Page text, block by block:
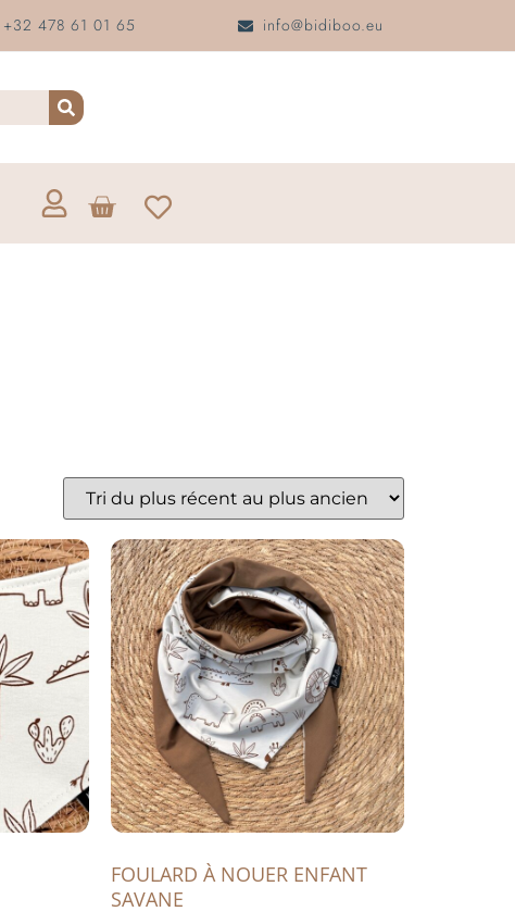
+32 478 61 01 65 info@bidiboo.eu
FOULARD À NOUER ENFANT
SAVANE